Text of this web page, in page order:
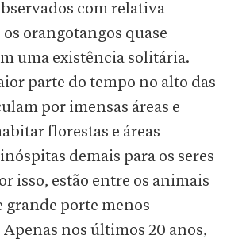
com relativa
orangotangos quase
uma existência solitária.
parte do tempo no alto das
por imensas áreas e
florestas e áreas
demais para os seres
isso, estão entre os animais
grande porte menos
nos últimos 20 anos,